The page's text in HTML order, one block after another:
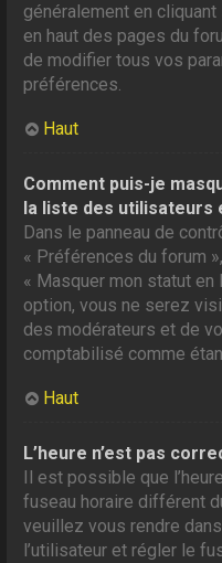
généralement en
en haut des pages du
de modifier tous vos
préférences.
Haut
Comment puis-je
la liste des utilisateurs
Dans le panneau de
« Préférences du forum
« Masquer mon statut
option, vous ne serez
des modérateurs et de
comptabilisé comme
Haut
L’heure n’est pas
Il est possible que
fuseau horaire différent
veuillez vous rendre
l’utilisateur et régler le